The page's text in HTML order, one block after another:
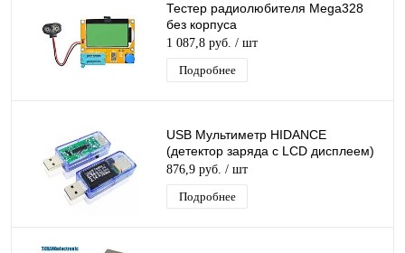
Тестер радиолюбителя Mega328
без корпуса
1 087,8 руб. / шт
Подробнее
USB Мультиметр HIDANCE
(детектор заряда с LCD дисплеем)
876,9 руб. / шт
Подробнее